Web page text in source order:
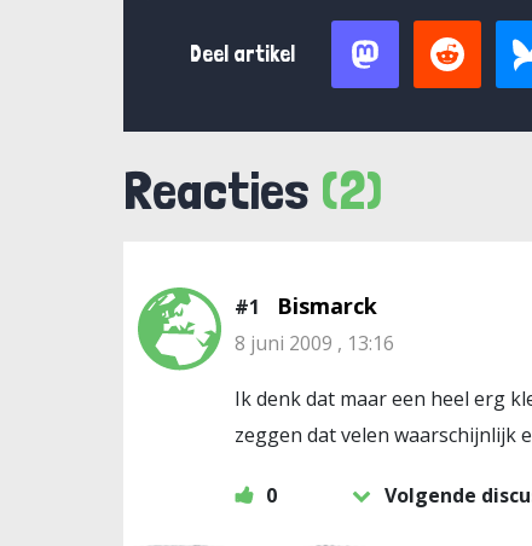
Deel artikel
Reacties (2)
#1 Bismarck
8 juni 2009 , 13:16
Ik denk dat maar een heel erg
zeggen dat velen waarschijnlijk
0 Volgende